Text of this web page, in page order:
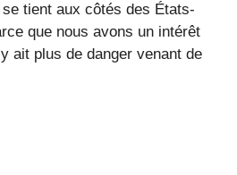
se tient aux côtés des États-
que nous avons un intérêt
ait plus de danger venant de